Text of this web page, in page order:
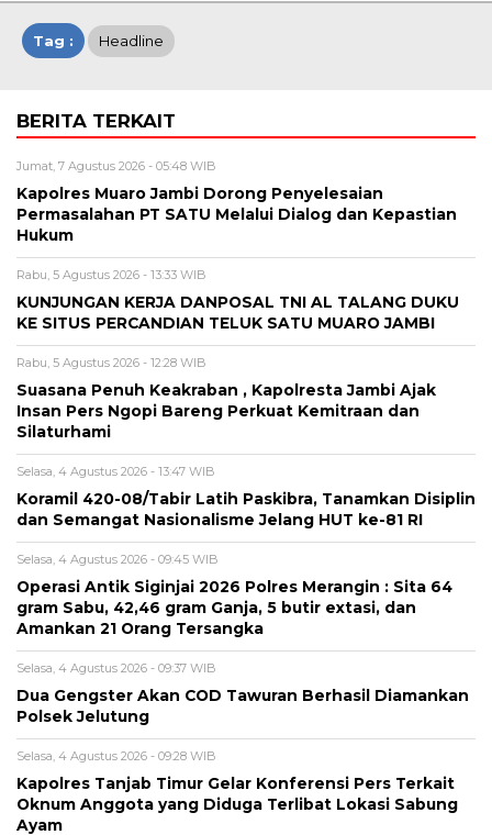
Tag : Headline
BERITA TERKAIT
Jumat, 7 Agustus 2026 - 05:48 WIB
Kapolres Muaro Jambi Dorong Penyelesaian
Permasalahan PT SATU Melalui Dialog dan Kepastian
Hukum
Rabu, 5 Agustus 2026 - 13:33 WIB
KUNJUNGAN KERJA DANPOSAL TNI AL TALANG DUKU
KE SITUS PERCANDIAN TELUK SATU MUARO JAMBI
Rabu, 5 Agustus 2026 - 12:28 WIB
Suasana Penuh Keakraban , Kapolresta Jambi Ajak
Insan Pers Ngopi Bareng Perkuat Kemitraan dan
Silaturhami
Selasa, 4 Agustus 2026 - 13:47 WIB
Koramil 420-08/Tabir Latih Paskibra, Tanamkan Disiplin
dan Semangat Nasionalisme Jelang HUT ke-81 RI
Selasa, 4 Agustus 2026 - 09:45 WIB
Operasi Antik Siginjai 2026 Polres Merangin : Sita 64
gram Sabu, 42,46 gram Ganja, 5 butir extasi, dan
Amankan 21 Orang Tersangka
Selasa, 4 Agustus 2026 - 09:37 WIB
Dua Gengster Akan COD Tawuran Berhasil Diamankan
Polsek Jelutung
Selasa, 4 Agustus 2026 - 09:28 WIB
Kapolres Tanjab Timur Gelar Konferensi Pers Terkait
Oknum Anggota yang Diduga Terlibat Lokasi Sabung
Ayam